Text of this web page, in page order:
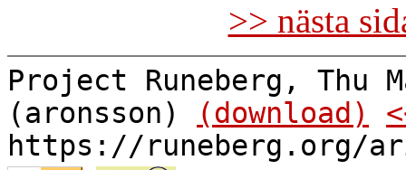
>> nästa
Project Runeberg, Thu
(aronsson)
(download)
https://runeberg.org/